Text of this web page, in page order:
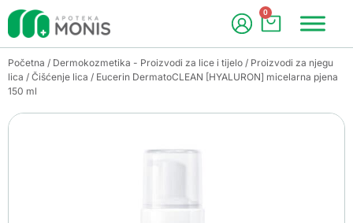
0
Početna / Dermokozmetika - Proizvodi za lice i tijelo / Proizvodi za njegu
lica / Čišćenje lica / Eucerin DermatoCLEAN [HYALURON] micelarna pjena
150 ml